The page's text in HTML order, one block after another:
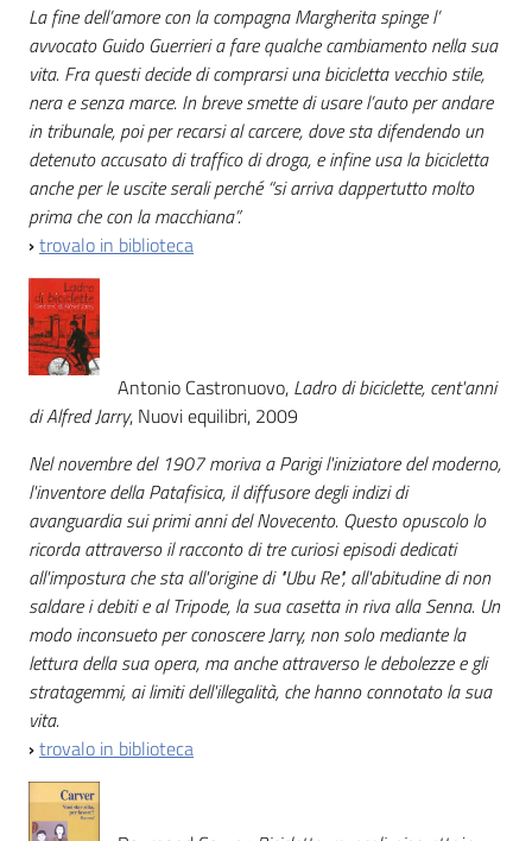
La fine dell’amore con la compagna Margherita spinge l’
avvocato Guido Guerrieri a fare qualche cambiamento nella sua
vita. Fra questi decide di comprarsi una bicicletta vecchio stile,
nera e senza marce. In breve smette di usare l’auto per andare
in tribunale, poi per recarsi al carcere, dove sta difendendo un
detenuto accusato di traffico di droga, e infine usa la bicicletta
anche per le uscite serali perché “si arriva dappertutto molto
prima che con la macchiana”.
›trovalo in biblioteca
Antonio Castronuovo, Ladro di biciclette, cent'anni
di Alfred Jarry, Nuovi equilibri, 2009
Nel novembre del 1907 moriva a Parigi l'iniziatore del moderno,
l'inventore della Patafisica, il diffusore degli indizi di
avanguardia sui primi anni del Novecento. Questo opuscolo lo
ricorda attraverso il racconto di tre curiosi episodi dedicati
all'impostura che sta all'origine di "Ubu Re", all'abitudine di non
saldare i debiti e al Tripode, la sua casetta in riva alla Senna. Un
modo inconsueto per conoscere Jarry, non solo mediante la
lettura della sua opera, ma anche attraverso le debolezze e gli
stratagemmi, ai limiti dell'illegalità, che hanno connotato la sua
vita.
›trovalo in biblioteca